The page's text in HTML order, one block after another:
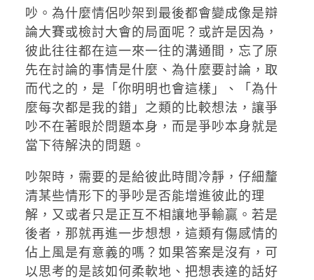
吵。為什麼情侶吵架到最後都會變成像是辯
論大賽或檢討大會的局面呢？或許是因為，
彼此往往都在這一來一往的溝通間，忘了原
先在討論的事情是什麼、為什麼要討論，取
而代之的，是「你明明也會這樣」、「為什
麼每次都是我的錯」之類的比較想法，讓爭
吵不在著眼於問題本身，而是爭吵本身就是
當下待解決的問題。
吵架時，需要的是給彼此時間冷靜，仔細釐
清某些情形下的爭吵是否能增進彼此的理
解，又或者只是正互不相讓地爭輸贏。若是
後者，那就再進一步想想，這類有傷感情的
佔上風是有意義的嗎？如果答案是沒有，可
以思考的是該如何柔軟地、把想表達的話好